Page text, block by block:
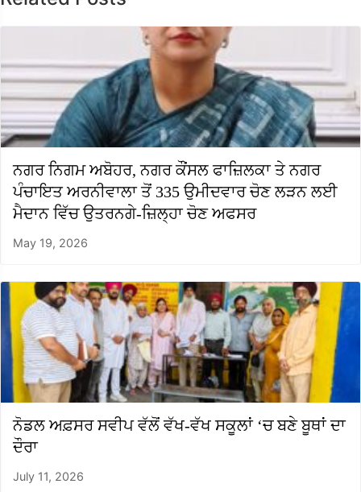
ਨਗਰ ਨਿਗਮ ਅਬੋਹਰ, ਨਗਰ ਕੌਂਸਲ ਫਾਜ਼ਿਲਕਾ ਤੇ ਨਗਰ
ਪੰਚਾਇਤ ਅਰਨੀਵਾਲਾ ਤੋਂ 335 ਉਮੀਦਵਾਰ ਚੋਣ ਲੜਨ ਲਈ
ਮੈਦਾਨ ਵਿੱਚ ਉਤਰਨਗੇ-ਜ਼ਿਲ੍ਹਾ ਚੋਣ ਅਫਸਰ
May 19, 2026
ਨੋਡਲ ਅਫ਼ਸਰ ਸਵੀਪ ਵੱਲੋਂ ਵੱਖ-ਵੱਖ ਸਕੂਲਾਂ ‘ਚ ਬਣੇ ਬੂਥਾਂ ਦਾ
ਦੌਰਾ
July 11, 2026